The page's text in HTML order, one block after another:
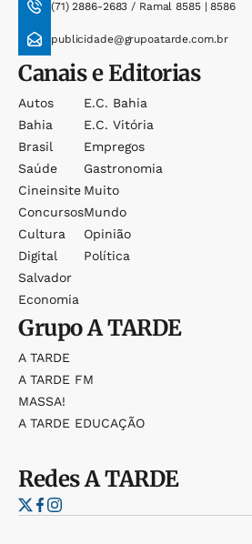
(71) 2886-2683 / Ramal 8585 | 8586
publicidade@grupoatarde.com.br
Canais e Editorias
Autos
Bahia
Brasil
Saúde
Cineinsite
Concursos
Cultura
Digital
Salvador
Economia
E.c. Bahia
E.c. Vitória
Empregos
Gastronomia
Muito
Mundo
Opinião
Política
GrupoA TARDE
A TARDE
A TARDE FM
MASSA!
A TARDE EDUCAÇÃO
RedesA TARDE